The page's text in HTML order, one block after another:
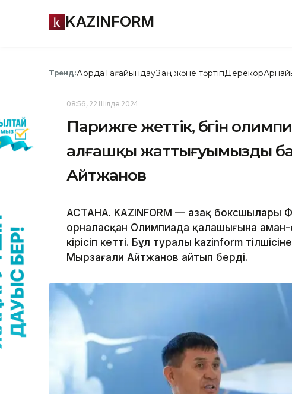
KAZINFORM
Тренд:АқордаТағайындауЗаң және тәртіпДерекқор
08:56, 22 Шілде 2024
Парижге жеттік, бүгін
алғашқы жаттығуымызды
Айтжанов
АСТАНА. KAZINFORM — Қазақ боксшылары
орналасқан Олимпиада қалашығына
кірісіп кетті. Бұл туралы kazinform
Мырзағали Айтжанов айтып берді.